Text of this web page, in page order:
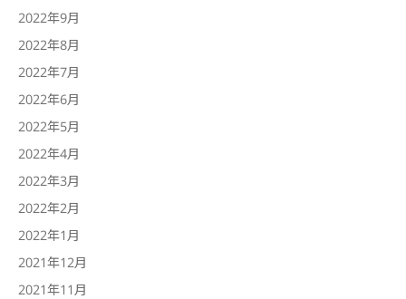
2022年9月
2022年8月
2022年7月
2022年6月
2022年5月
2022年4月
2022年3月
2022年2月
2022年1月
2021年12月
2021年11月